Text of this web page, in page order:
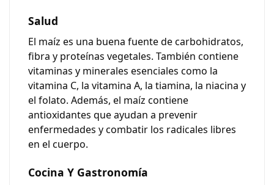
Salud
El maíz es una buena fuente de carbohidratos,
fibra y proteínas vegetales. También contiene
vitaminas y minerales esenciales como la
vitamina C, la vitamina A, la tiamina, la niacina y
el folato. Además, el maíz contiene
antioxidantes que ayudan a prevenir
enfermedades y combatir los radicales libres
en el cuerpo.
Cocina Y Gastronomía